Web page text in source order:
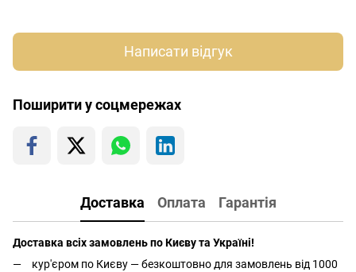
Написати відгук
Поширити у соцмережах
Доставка Оплата Гарантія
Доставка всіх замовлень по Києву та Україні!
кур'єром по Києву — безкоштовно для замовлень від 1000